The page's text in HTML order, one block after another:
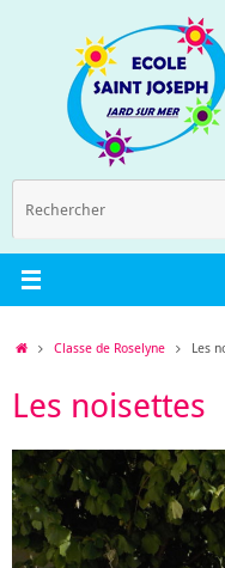
AccueilClasse de Roselyne Les
Les noisettes